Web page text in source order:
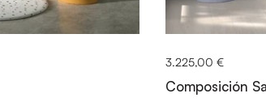
3.225,00 €
Composición